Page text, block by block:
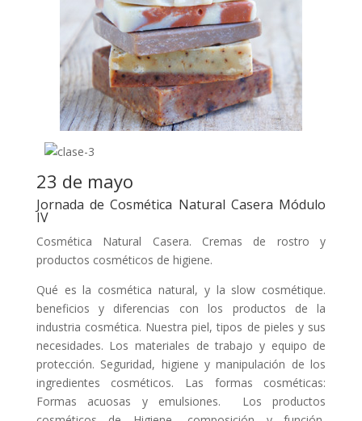
23 de mayo
Jornada de Cosmética Natural Casera Módulo
IV
Cosmética Natural Casera. Cremas de rostro y
productos cosméticos de higiene.
Qué es la cosmética natural, y la slow cosmétique.
beneficios y diferencias con los productos de la
industria cosmética. Nuestra piel, tipos de pieles y sus
necesidades. Los materiales de trabajo y equipo de
protección. Seguridad, higiene y manipulación de los
ingredientes cosméticos. Las formas cosméticas:
Formas acuosas y emulsiones. Los productos